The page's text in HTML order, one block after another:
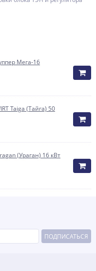
Мега-16
Taiga (Тайга) 50
(Ураган) 16 кВт
ПОДПИСАТЬСЯ